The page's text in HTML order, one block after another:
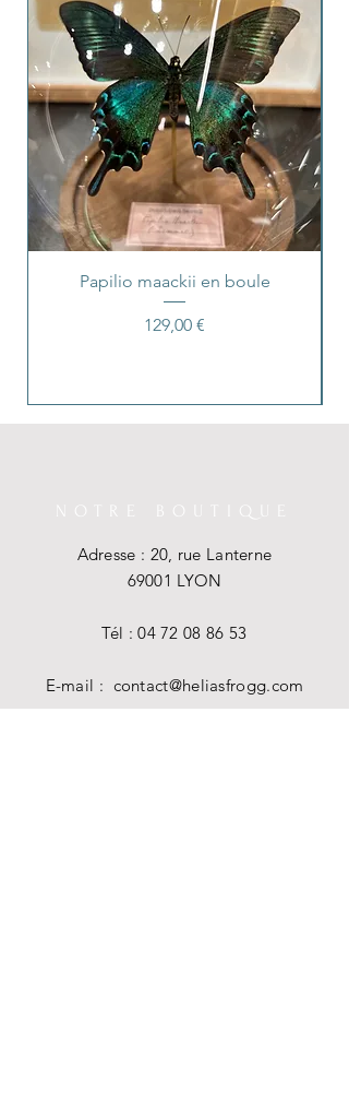
Papilio maackii en boule
Prix
129,00 €
NOTRE BOUTIQUE
Adresse : 20, rue Lanterne
69001 LYON
Tél :04 72 08 86 53
E-mail : contact@heliasfrogg.com